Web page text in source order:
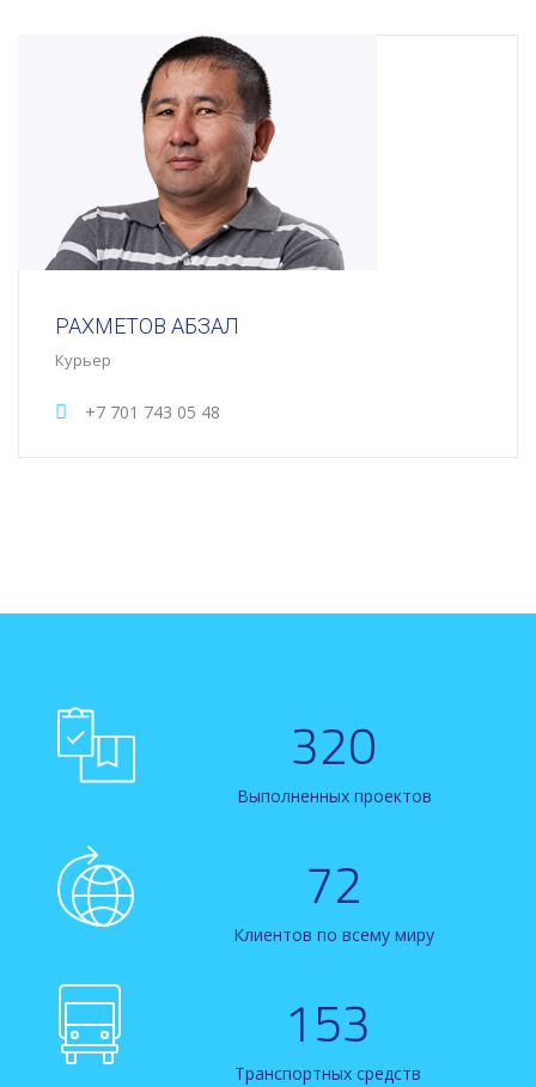
РАХМЕТОВ АБЗАЛ
Курьер
+7 701 743 05 48
320
Выполненных проектов
72
Клиентов по всему миру
153
Транспортных средств